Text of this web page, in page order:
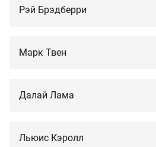
Рэй Брэдберри
Марк Твен
Далай Лама
Льюис Кэролл